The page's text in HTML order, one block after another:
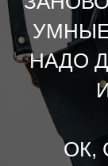
НАДО
ОК,